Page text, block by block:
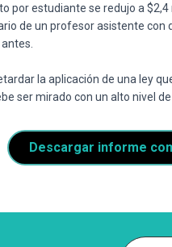
por estudiante se redujo a
de un profesor asistente con
la aplicación de una ley
ser mirado con un alto nivel
Descargar informe